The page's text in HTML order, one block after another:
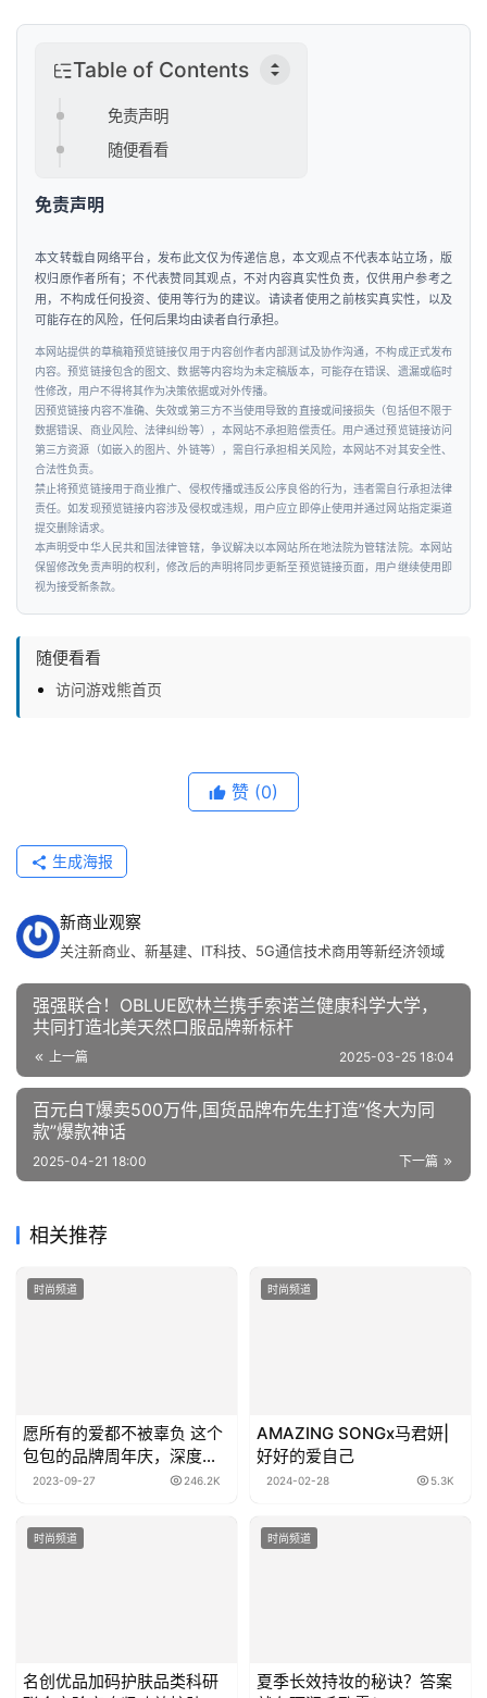
Table of Contents
免责声明
随便看看
免责声明
本文转载自网络平台，发布此文仅为传递信息，本文观点不代表本站立场，版
权归原作者所有；不代表赞同其观点，不对内容真实性负责，仅供用户参考之
用，不构成任何投资、使用等行为的建议。请读者使用之前核实真实性，以及
可能存在的风险，任何后果均由读者自行承担。
本网站提供的草稿箱预览链接仅用于内容创作者内部测试及协作沟通，不构成正式发布
内容。预览链接包含的图文、数据等内容均为未定稿版本，可能存在错误、遗漏或临时
性修改，用户不得将其作为决策依据或对外传播。
因预览链接内容不准确、失效或第三方不当使用导致的直接或间接损失（包括但不限于
数据错误、商业风险、法律纠纷等），本网站不承担赔偿责任。用户通过预览链接访问
第三方资源（如嵌入的图片、外链等），需自行承担相关风险，本网站不对其安全性、
合法性负责。
禁止将预览链接用于商业推广、侵权传播或违反公序良俗的行为，违者需自行承担法律
责任。如发现预览链接内容涉及侵权或违规，用户应立即停止使用并通过网站指定渠道
提交删除请求。
本声明受中华人民共和国法律管辖，争议解决以本网站所在地法院为管辖法院。本网站
保留修改免责声明的权利，修改后的声明将同步更新至预览链接页面，用户继续使用即
视为接受新条款。
随便看看
访问游戏熊首页
赞 (0)
生成海报
新商业观察
关注新商业、新基建、IT科技、5G通信技术商用等新经济领域
强强联合！OBLUE欧林兰携手索诺兰健康科学大学，
共同打造北美天然口服品牌新标杆
上一篇 2025-03-25 18:04
百元白T爆卖500万件,国货品牌布先生打造”佟大为同
款”爆款神话
下一篇
2025-04-21 18:00
相关推荐
时尚频道
愿所有的爱都不被辜负 这个
包包的品牌周年庆，深度治
愈了我
2023-09-27 246.2K
时尚频道
AMAZING SONGx马君妍|
好好的爱自己
2024-02-28 5.3K
时尚频道
​名创优品加码护肤品类科研
时尚频道
夏季长效持妆的秘诀？答案